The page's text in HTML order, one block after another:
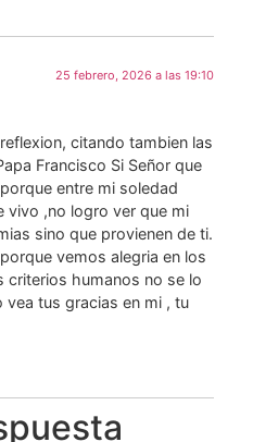
25 febrero, 2026 a las 19:10
citando tambien las
Francisco Si Señor que
entre mi soledad
vivo ,no logro ver que mi
sino que provienen de ti.
vemos alegria en los
criterios humanos no se lo
vea tus gracias en mi , tu